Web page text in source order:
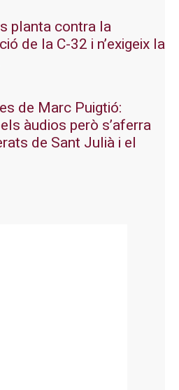
planta contra la
de la C-32 i n’exigeix la
de Marc Puigtió:
àudios però s’aferra
de Sant Julià i el